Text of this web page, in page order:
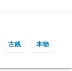
古銭 本物